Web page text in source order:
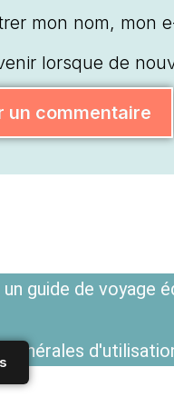
mon nom, mon
lorsque de
un guide de voyage
générales